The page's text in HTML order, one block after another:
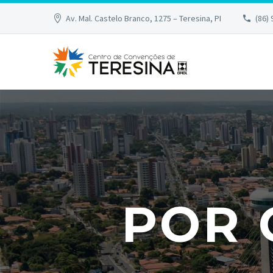
Av. Mal. Castelo Branco, 1275 – Teresina, PI (86)
POR